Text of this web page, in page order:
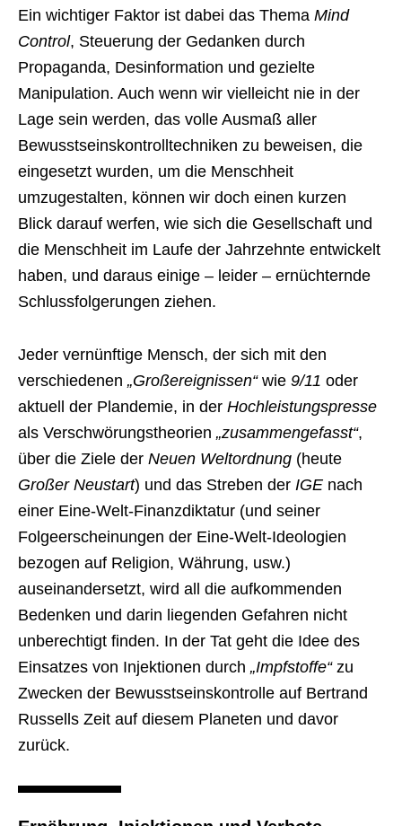
Ein wichtiger Faktor ist dabei das Thema Mind
Control, Steuerung der Gedanken durch
Propaganda, Desinformation und gezielte
Manipulation. Auch wenn wir vielleicht nie in der
Lage sein werden, das volle Ausmaß aller
Bewusstseinskontrolltechniken zu beweisen, die
eingesetzt wurden, um die Menschheit
umzugestalten, können wir doch einen kurzen
Blick darauf werfen, wie sich die Gesellschaft und
die Menschheit im Laufe der Jahrzehnte entwickelt
haben, und daraus einige – leider – ernüchternde
Schlussfolgerungen ziehen.
Jeder vernünftige Mensch, der sich mit den
verschiedenen „Großereignissen“wie 9/11 oder
aktuell der Plandemie, in der Hochleistungspresse
als Verschwörungstheorien „zusammengefasst“,
über die Ziele der Neuen Weltordnung (heute
Großer Neustart) und das Streben der IGE nach
einer Eine-Welt-Finanzdiktatur (und seiner
Folgeerscheinungen der Eine-Welt-Ideologien
bezogen auf Religion, Währung, usw.)
auseinandersetzt, wird all die aufkommenden
Bedenken und darin liegenden Gefahren nicht
unberechtigt finden. In der Tat geht die Idee des
Einsatzes von Injektionen durch „Impfstoffe“zu
Zwecken der Bewusstseinskontrolle auf Bertrand
Russells Zeit auf diesem Planeten und davor
zurück.